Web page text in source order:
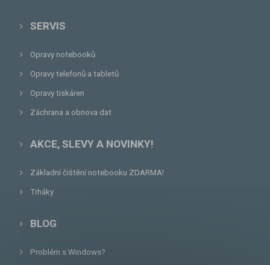
SERVIS
Opravy notebooků
Opravy telefonů a tabletů
Opravy tiskáren
Záchrana a obnova dat
AKCE, SLEVY A NOVINKY!
Základní čištění notebooku ZDARMA!
Trháky
BLOG
Problém s Windows?